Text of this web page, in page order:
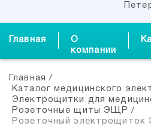
Главная
О
компании
Главная /
Каталог медицинского
Электрощитки для
Розеточные щиты ЭЩР /
Розеточный